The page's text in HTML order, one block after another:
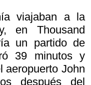
viajaban a la
en Thousand
un partido de
39 minutos y
aeropuerto John
después del